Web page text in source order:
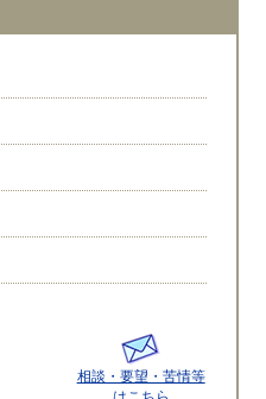
相談・要望・苦情等